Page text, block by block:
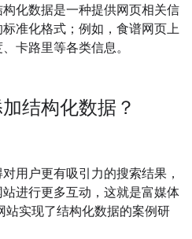
化数据是一种提供网页相关信
准化格式；例如，食谱网页上
卡路里等各类信息。
结构化数据？
用户更有吸引力的搜索结果，
进行更多互动，这就是富媒体
站实现了结构化数据的案例研